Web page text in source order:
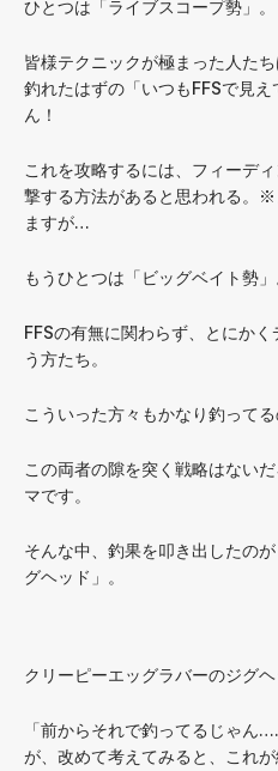
ひとつは「ライブスコープ勢」。
皆様テクニックが極まった人た
釣れたはずの「いつもFFSで見
ん！
これを攻略するには、フィーデ
撃する方法があると思われる。
ますが…
もうひとつは「ビッグベイト勢」
FFSの有無に関わらず、とにか
う方たち。
こういった方々もかなり釣ってる
この両者の隙を突く戦略はない
マです。
そんな中、釣果を叩き出したの
グヘッド」。
クリーピーエッグラバーのジグヘ
「前からそれで釣ってるじゃ
が、改めて考えてみると、これ